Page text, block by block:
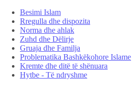
Besimi Islam
Rregulla dhe dispozita
Norma dhe ahlak
Zuhd dhe Dëlirje
Gruaja dhe Familja
Problematika Bashkëkohore Islame
Kremte dhe ditë të shënuara
Hytbe - Të ndryshme